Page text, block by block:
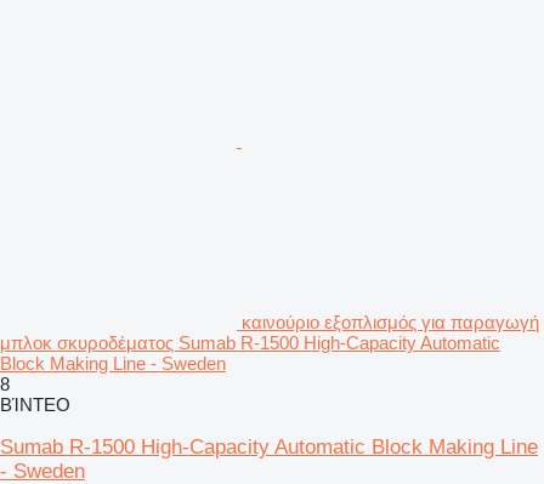
καινούριο εξοπλισμός για παραγωγή
μπλοκ σκυροδέματος Sumab R-1500 High-Capacity Automatic
Block Making Line - Sweden
8
ΒΊΝΤΕΟ
Sumab R-1500 High-Capacity Automatic Block Making Line
- Sweden